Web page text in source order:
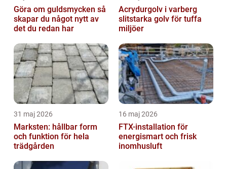
Göra om guldsmycken så
skapar du något nytt av
det du redan har
Acrydurgolv i varberg
slitstarka golv för tuffa
miljöer
31 maj 2026
Marksten: hållbar form
och funktion för hela
trädgården
16 maj 2026
FTX-installation för
energismart och frisk
inomhusluft